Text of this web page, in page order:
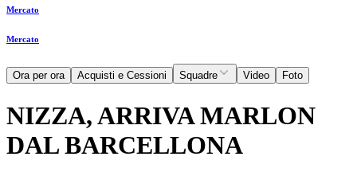
Mercato
Mercato
Ora per ora Acquisti e Cessioni Squadre Video Foto
NIZZA, ARRIVA MARLON
DAL BARCELLONA